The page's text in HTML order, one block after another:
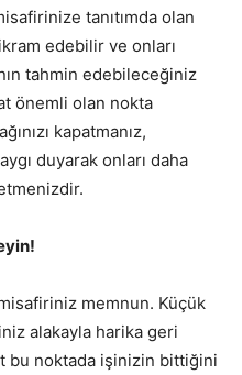
tanıtımda olan
edebilir ve onları
tahmin edebileceğiniz
önemli olan nokta
kapatmanız,
duyarak onları daha
memnun. Küçük
alakayla harika geri
bu noktada işinizin bittiğini